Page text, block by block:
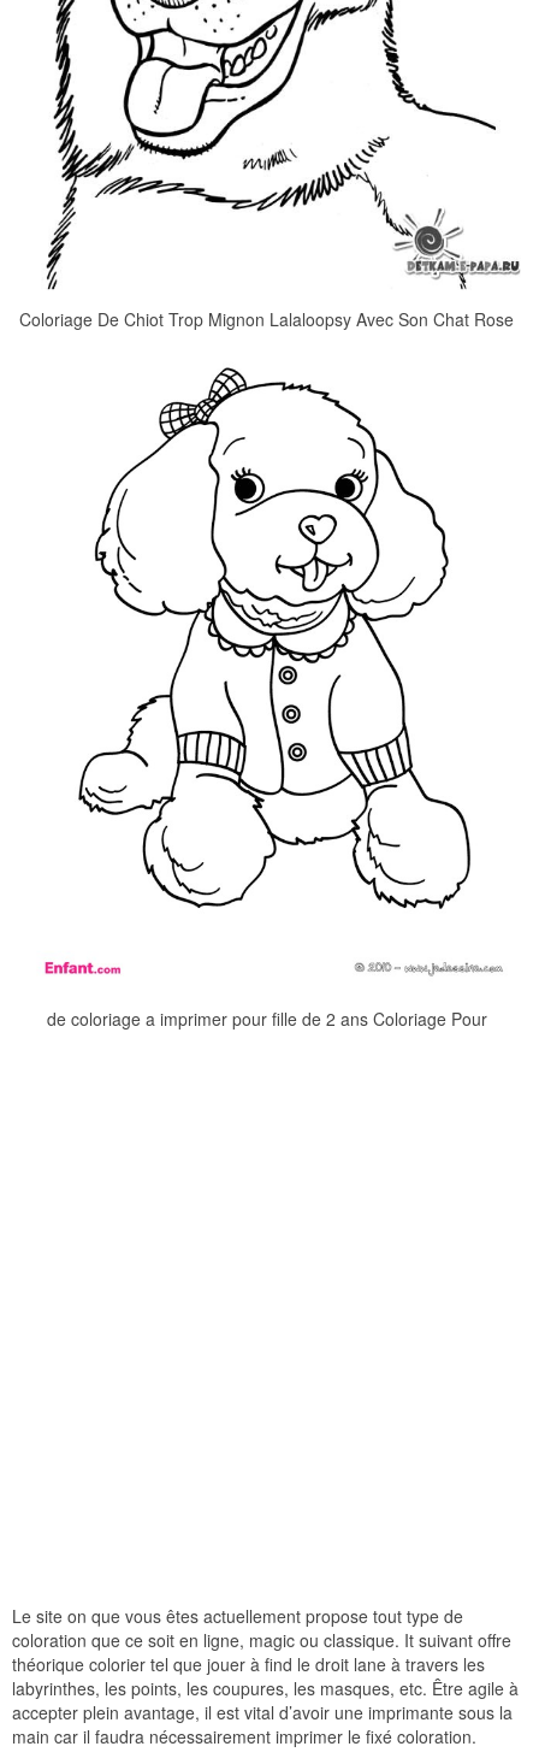
Coloriage De Chiot Trop Mignon Lalaloopsy Avec Son Chat Rose
de coloriage a imprimer pour fille de 2 ans Coloriage Pour
Le site on que vous êtes actuellement propose tout type de
coloration que ce soit en ligne, magic ou classique. It suivant offre
théorique colorier tel que jouer à find le droit lane à travers les
labyrinthes, les points, les coupures, les masques, etc. Être agile à
accepter plein avantage, il est vital d’avoir une imprimante sous la
main car il faudra nécessairement imprimer le fixé coloration.